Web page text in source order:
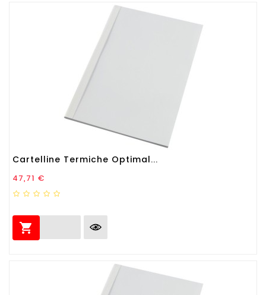
Cartelline Termiche Optimal...
Prezzo
47,71 €
